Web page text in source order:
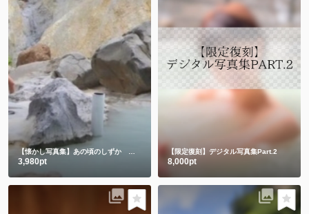
3,980pt
【限定復刻】デジタル写真集Part.2
8,000pt